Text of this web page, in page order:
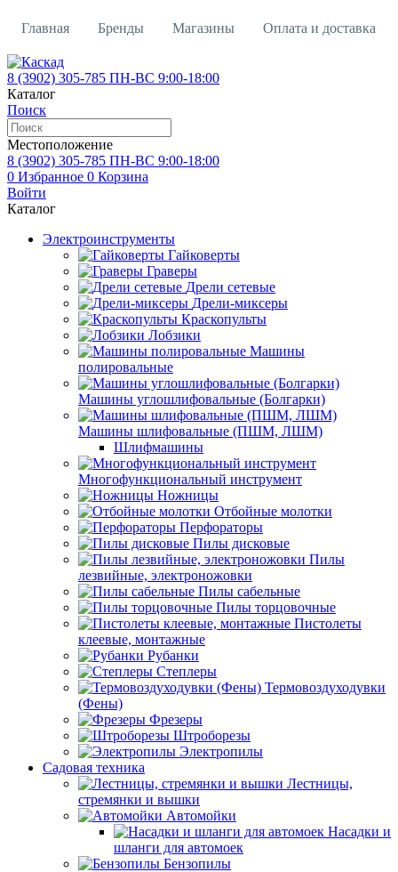
Главная Бренды Магазины Оплата и доставка
Контакты Кредит Вакансии
8 (3902) 305-785 ПН-ВС 9:00-18:00
Каталог
Поиск
Местоположение
8 (3902) 305-785 ПН-ВС 9:00-18:00
0 Избранное 0 Корзина
Войти
Каталог
Электроинструменты
Гайковерты
Граверы
Дрели сетевые
Дрели-миксеры
Краскопульты
Лобзики
Машины
полировальные
Машины углошлифовальные (Болгарки)
Машины шлифовальные (ПШМ, ЛШМ)
Шлифмашины
Многофункциональный инструмент
Ножницы
Отбойные молотки
Перфораторы
Пилы дисковые
Пилы
лезвийные, электроножовки
Пилы сабельные
Пилы торцовочные
Пистолеты
клеевые, монтажные
Рубанки
Степлеры
Термовоздуходувки
(Фены)
Фрезеры
Штроборезы
Электропилы
Садовая техника
Лестницы,
стремянки и вышки
Автомойки
Насадки и
шланги для автомоек
Бензопилы